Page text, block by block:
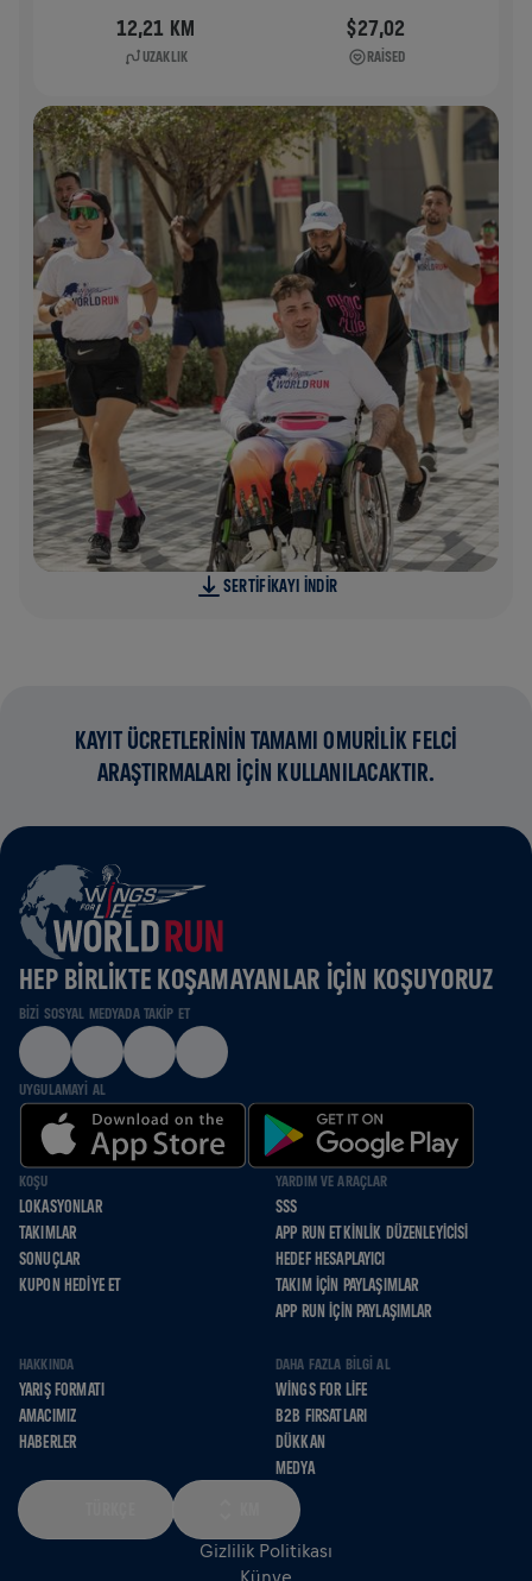
12,21 KM
UZAKLIK
$27,02
RAISED
SERTIFIKAYI INDIR
KAYIT ÜCRETLERİNİN TAMAMI OMURİLİK FELCİ
ARAŞTIRMALARI İÇİN KULLANILACAKTIR.
HEP BIRLIKTE KOŞAMAYANLAR IÇIN KOŞUYORUZ
BIZI SOSYAL MEDYADA TAKIP ET
UYGULAMAYI AL
KOŞU
LOKASYONLAR
TAKIMLAR
SONUÇLAR
KUPON HEDIYE ET
YARDIM VE ARAÇLAR
SSS
APP RUN ETKINLIK DÜZENLEYICISI
HEDEF HESAPLAYICI
TAKIM İÇIN PAYLAŞIMLAR
APP RUN İÇIN PAYLAŞIMLAR
HAKKINDA
YARIŞ FORMATI
AMACIMIZ
HABERLER
DAHA FAZLA BILGI AL
WINGS FOR LIFE
B2B FIRSATLARI
DÜKKAN
MEDYA
Gizlilik Politikası